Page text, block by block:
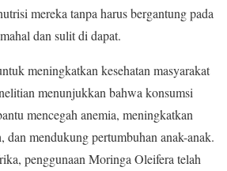
mereka tanpa harus bergantung pada
dan sulit di dapat.
meningkatkan kesehatan masyarakat
menunjukkan bahwa konsumsi
mencegah anemia, meningkatkan
dan mendukung pertumbuhan anak-anak.
penggunaan Moringa Oleifera telah